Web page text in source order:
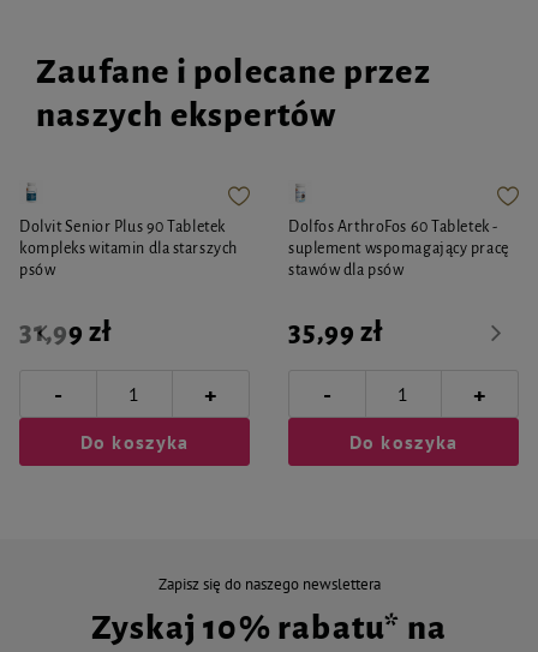
Zaufane i polecane przez
naszych ekspertów
Dolvit Senior Plus 90 Tabletek
kompleks witamin dla starszych
psów
31,99 zł
- +
Do koszyka
Dolfos ArthroFos 60 Tabletek -
suplement wspomagający pracę
stawów dla psów
35,99 zł
- +
Do koszyka
Zapisz się do naszego newslettera
Zyskaj 10% rabatu* na